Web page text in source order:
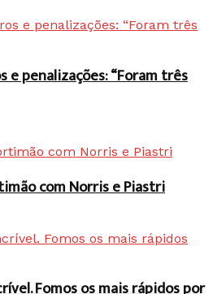
penalizações: “Foram três
com Norris e Piastri